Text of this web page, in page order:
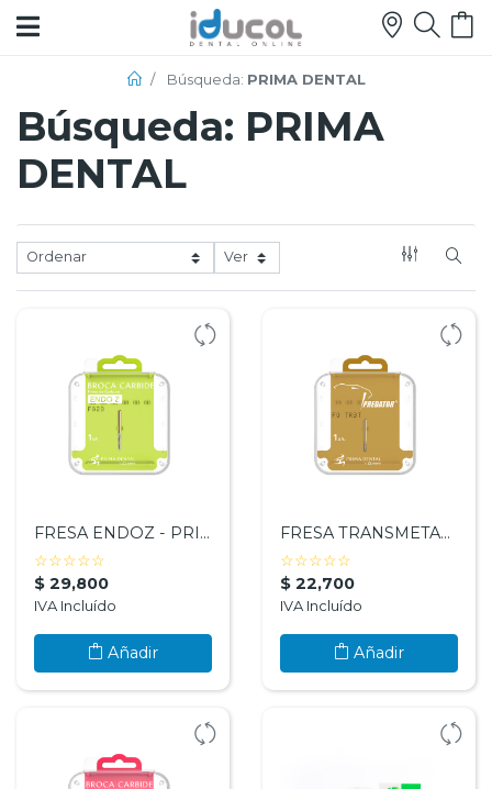
¡Bienvenidos!
Registrarse
Productos
EQUIPOS
INSTRUMENTAL
ORTODONCIA
Búsqueda: PRIMA DENTAL
Búsqueda: PRIMA
DENTAL
FRESA ENDOZ - PRIMA DENTAL BY ANGELUS
( )
☆
( )☆
( ) ☆
( ) ☆
( )
☆
$ 29,800
IVA Incluído
Añadir
FRESA TRANSMETALICA PRIMA DENTAL BY ANGELUS
( )
☆
( )☆
( ) ☆
( ) ☆
( )
☆
$ 22,700
IVA Incluído
Añadir